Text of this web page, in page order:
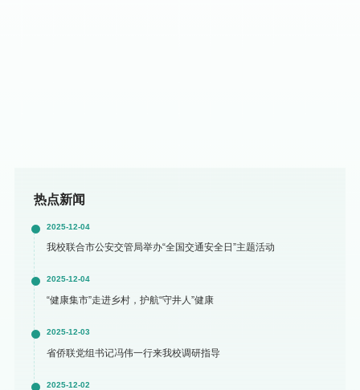
热点新闻
2025-12-04
我校联合市公安交管局举办“全国交通安全日”主题活动
2025-12-04
“健康集市”走进乡村，护航“守井人”健康
2025-12-03
省侨联党组书记冯伟一行来我校调研指导
2025-12-02